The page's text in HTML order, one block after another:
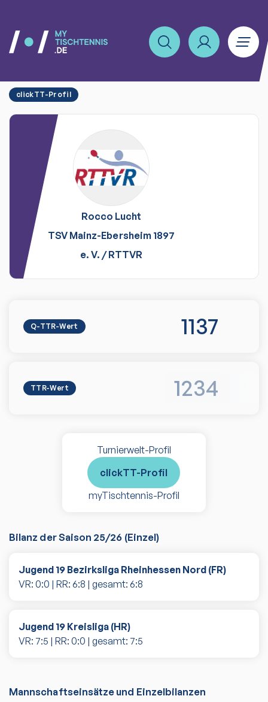
clickTT-Profil
Rocco Lucht
TSV Mainz-Ebersheim 1897
e. V. /RTTVR
Q-TTR-Wert 1137
TTR-Wert 1234
Turnierwelt-Profil
clickTT-Profil
myTischtennis-Profil
Bilanz der Saison 25/26 (Einzel)
Jugend 19 Bezirksliga Rheinhessen Nord (FR)
VR: 0:0 | RR: 6:8 | gesamt: 6:8
Jugend 19 Kreisliga (HR)
VR: 7:5 | RR: 0:0 | gesamt: 7:5
Mannschaftseinsätze und Einzelbilanzen